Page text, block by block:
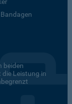
beiden
Leistung in